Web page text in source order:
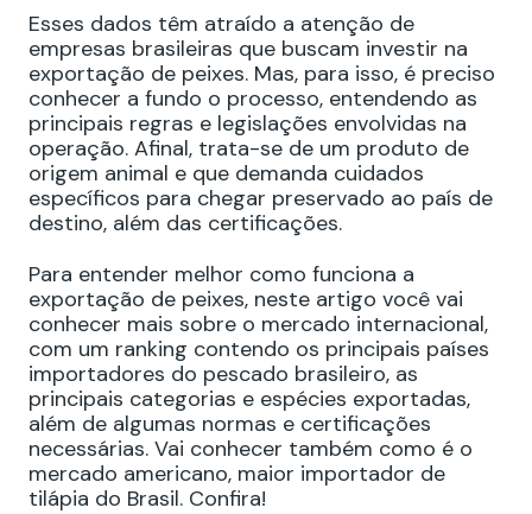
Esses dados têm atraído a atenção de
empresas brasileiras que buscam investir na
exportação de peixes. Mas, para isso, é preciso
conhecer a fundo o processo, entendendo as
principais regras e legislações envolvidas na
operação. Afinal, trata-se de um produto de
origem animal e que demanda cuidados
específicos para chegar preservado ao país de
destino, além das certificações.
Para entender melhor como funciona a
exportação de peixes, neste artigo você vai
conhecer mais sobre o mercado internacional,
com um ranking contendo os principais países
importadores do pescado brasileiro, as
principais categorias e espécies exportadas,
além de algumas normas e certificações
necessárias. Vai conhecer também como é o
mercado americano, maior importador de
tilápia do Brasil. Confira!